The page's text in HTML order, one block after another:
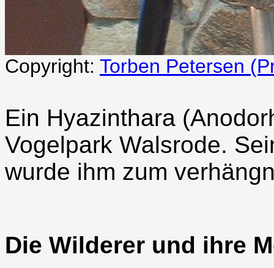
Copyright: Torben Petersen
Ein Hyazinthara
Vogelpark Walsrode.
wurde ihm zum
Die Wilderer und ihre